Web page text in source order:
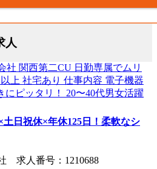
人
土日祝休×年休125日！柔軟なシ
求人番号：1210688